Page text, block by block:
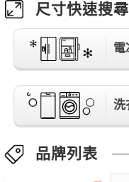
尺寸快速搜尋
電
洗
品牌列表